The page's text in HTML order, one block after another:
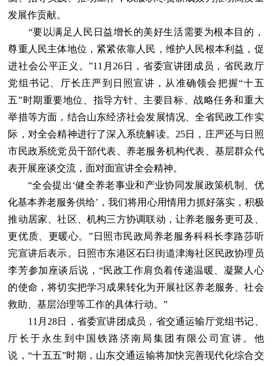
发展作贡献。
“要以满足人民日益增长的美好生活需要为根本目的，
尊重人民主体地位，紧紧依靠人民，维护人民根本利益，促
进社会公平正义。”11月26日，省委宣讲团成员，省民政厅
党组书记、厅长庄严到日照宣讲，从准确领会把握“十五
五”时期重要地位、指导方针、主要目标、战略任务和重大
举措等方面，结合山东经济社会发展情况、全省民政工作实
际，对全会精神进行了深入系统解读。25日，庄严还与日照
市民政系统党员干部代表、养老服务机构代表、基层群众代
表开展座谈交流，面对面宣讲全会精神。
“全会提出‘健全养老事业和产业协同发展政策机制、优
化基本养老服务供给’，我们将用心用情用力抓好落实，积极
推动居家、社区、机构三方协调联动，让养老服务更可及、
更优质、更暖心。”日照市民政局养老服务科科长李路莎听
完宣讲后表示。日照市东港区石臼街道津海社区民政协理员
李芳参加座谈后说，“民政工作肩负着传递温暖、凝聚人心
的使命，将切实把学习成果转化为开展社区养老服务、社会
救助、基层治理等工作的具体行动。”
11月28日，省委宣讲团成员，省交通运输厅党组书记、
厅长于永生到中国铁路济南局集团有限公司宣讲。他
说，“十五五”时期，山东交通运输将加快完善现代化综合交